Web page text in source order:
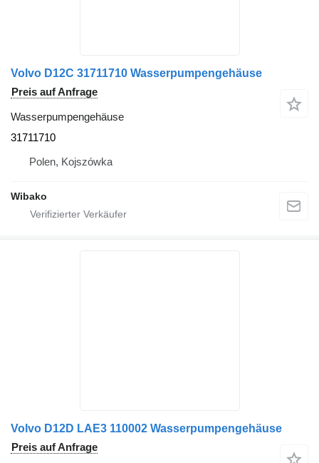
Volvo D12C 31711710 Wasserpumpengehäuse
Preis auf Anfrage
Wasserpumpengehäuse
31711710
Polen, Kojszówka
Wibako
Volvo D12D LAE3 110002 Wasserpumpengehäuse
Preis auf Anfrage